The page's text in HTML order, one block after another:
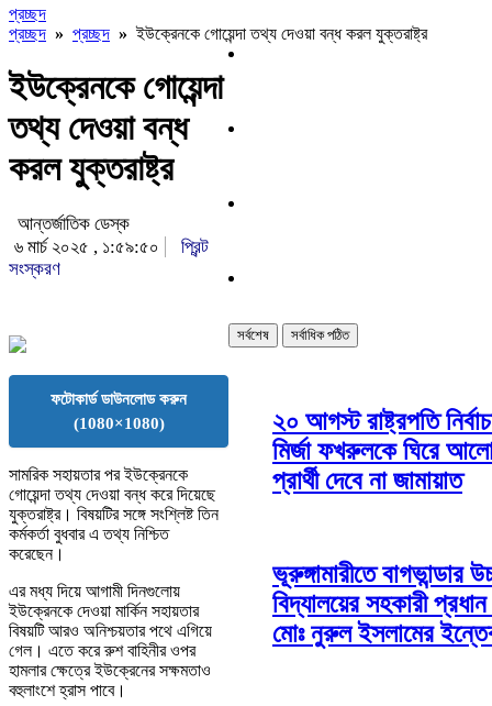
প্রচ্ছদ
প্রচ্ছদ » প্রচ্ছদ »ইউক্রেনকে গোয়েন্দা তথ্য দেওয়া বন্ধ করল যুক্তরাষ্ট্র
ইউক্রেনকে গোয়েন্দা
তথ্য দেওয়া বন্ধ
করল যুক্তরাষ্ট্র
আন্তর্জাতিক ডেস্ক
৬ মার্চ ২০২৫ , ১:৫৯:৫০
প্রিন্ট
সংস্করণ
ফটোকার্ড ডাউনলোড করুন
(1080×1080)
সামরিক সহায়তার পর ইউক্রেনকে
গোয়েন্দা তথ্য দেওয়া বন্ধ করে দিয়েছে
যুক্তরাষ্ট্র। বিষয়টির সঙ্গে সংশ্লিষ্ট তিন
কর্মকর্তা বুধবার এ তথ্য নিশ্চিত
করেছেন।
এর মধ্য দিয়ে আগামী দিনগুলোয়
ইউক্রেনকে দেওয়া মার্কিন সহায়তার
বিষয়টি আরও অনিশ্চয়তার পথে এগিয়ে
গেল। এতে করে রুশ বাহিনীর ওপর
হামলার ক্ষেত্রে ইউক্রেনের সক্ষমতাও
বহুলাংশে হ্রাস পাবে।
সর্বশেষ সর্বাধিক পঠিত
২০ আগস্ট রাষ্ট্রপতি
মির্জা ফখরুলকে ঘিরে
প্রার্থী দেবে না জামায়াত
ভূরুঙ্গামারীতে বাগভান্ডার
বিদ্যালয়ের সহকারী
মোঃ নুরুল ইসলামের